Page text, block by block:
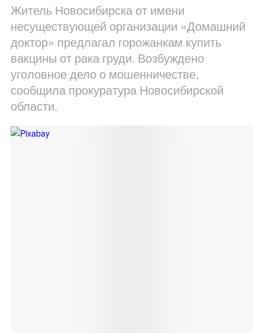
Житель Новосибирска от имени
несуществующей организации «Домашний
доктор» предлагал горожанкам купить
вакцины от рака груди. Возбуждено
уголовное дело о мошенничестве,
сообщила прокуратура Новосибирской
области.